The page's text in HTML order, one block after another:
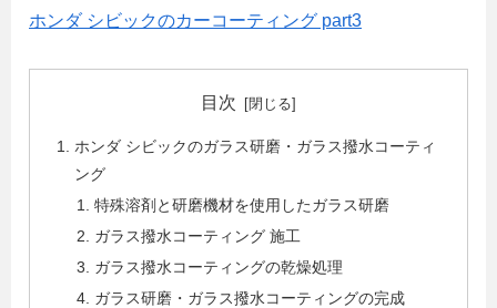
ホンダ シビックのカーコーティング part3
目次
ホンダ シビックのガラス研磨・ガラス撥水コーティ
ング
特殊溶剤と研磨機材を使用したガラス研磨
ガラス撥水コーティング 施工
ガラス撥水コーティングの乾燥処理
ガラス研磨・ガラス撥水コーティングの完成